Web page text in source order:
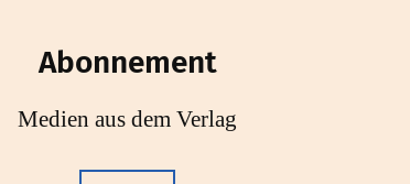
Abonnement
Medien aus dem Verlag